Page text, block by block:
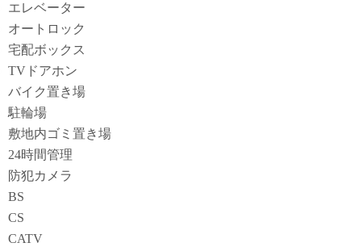
エレベーター
オートロック
宅配ボックス
TVドアホン
バイク置き場
駐輪場
敷地内ゴミ置き場
24時間管理
防犯カメラ
BS
CS
CATV